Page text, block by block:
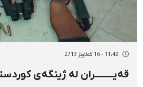
11:42 - 16 گەلاوێژ 2713
قەیـــــــــران لە ژینگەی